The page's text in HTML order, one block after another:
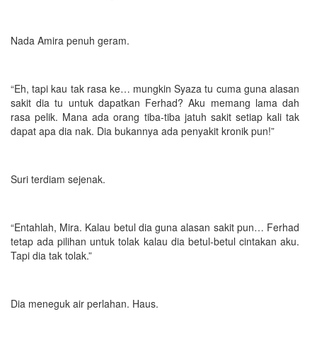
Nada Amira penuh geram.
“Eh, tapi kau tak rasa ke… mungkin Syaza tu cuma guna alasan
sakit dia tu untuk dapatkan Ferhad? Aku memang lama dah
rasa pelik. Mana ada orang tiba-tiba jatuh sakit setiap kali tak
dapat apa dia nak. Dia bukannya ada penyakit kronik pun!”
Suri terdiam sejenak.
“Entahlah, Mira. Kalau betul dia guna alasan sakit pun… Ferhad
tetap ada pilihan untuk tolak kalau dia betul-betul cintakan aku.
Tapi dia tak tolak.”
Dia meneguk air perlahan. Haus.